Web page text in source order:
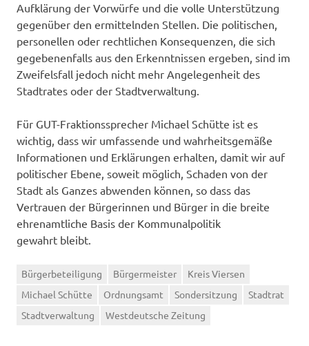
Aufklärung der Vorwürfe und die volle Unterstützung
gegenüber den ermittelnden Stellen. Die politischen,
personellen oder rechtlichen Konsequenzen, die sich
gegebenenfalls aus den Erkenntnissen ergeben, sind im
Zweifelsfall jedoch nicht mehr Angelegenheit des
Stadtrates oder der Stadtverwaltung.
Für GUT-Fraktionssprecher Michael Schütte ist es
wichtig, dass wir umfassende und wahrheitsgemäße
Informationen und Erklärungen erhalten, damit wir auf
politischer Ebene, soweit möglich, Schaden von der
Stadt als Ganzes abwenden können, so dass das
Vertrauen der Bürgerinnen und Bürger in die breite
ehrenamtliche Basis der Kommunalpolitik
gewahrt bleibt.
Bürgerbeteiligung Bürgermeister
Kreis Viersen
Michael Schütte
Ordnungsamt Sondersitzung
Stadtrat
Stadtverwaltung
Westdeutsche Zeitung